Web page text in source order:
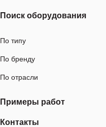
Поиск оборудования
По типу
По бренду
По отрасли
Примеры работ
Контакты